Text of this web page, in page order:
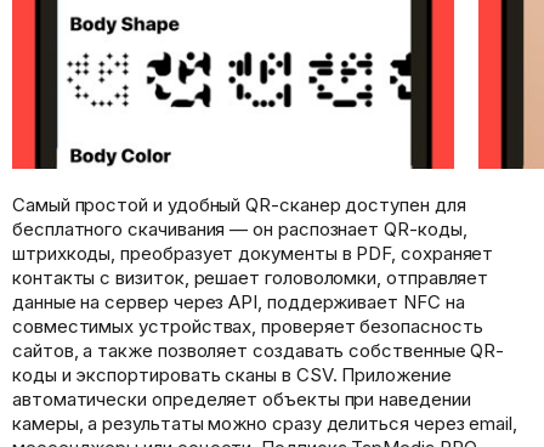
Самый простой и удобный QR-сканер доступен для
бесплатного скачивания — он распознает QR-коды,
штрихкоды, преобразует документы в PDF, сохраняет
контакты с визиток, решает головоломки, отправляет
данные на сервер через API, поддерживает NFC на
совместимых устройствах, проверяет безопасность
сайтов, а также позволяет создавать собственные QR-
коды и экспортировать сканы в CSV. Приложение
автоматически определяет объекты при наведении
камеры, а результаты можно сразу делиться через email,